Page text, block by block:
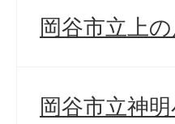
岡谷市立上
岡谷市立神